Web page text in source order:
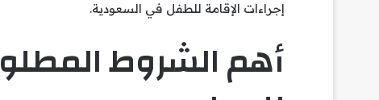
إجراءات الإقامة للطفل في السعودية.
أهم الشروط